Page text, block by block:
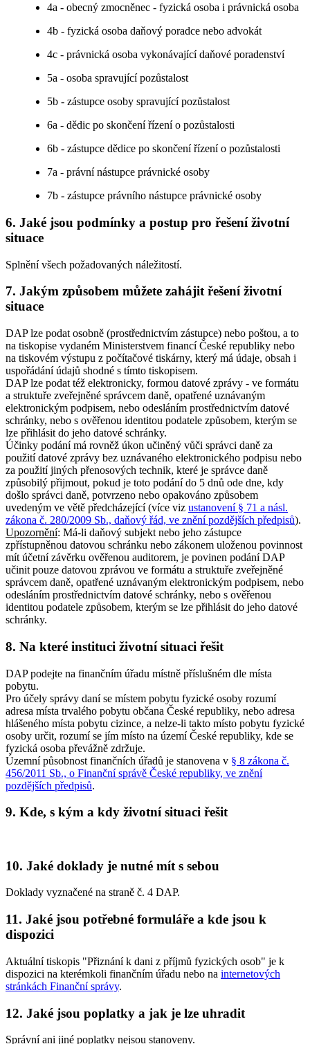
4a - obecný zmocněnec - fyzická osoba i právnická osoba
4b - fyzická osoba daňový poradce nebo advokát
4c - právnická osoba vykonávající daňové poradenství
5a - osoba spravující pozůstalost
5b - zástupce osoby spravující pozůstalost
6a - dědic po skončení řízení o pozůstalosti
6b - zástupce dědice po skončení řízení o pozůstalosti
7a - právní nástupce právnické osoby
7b - zástupce právního nástupce právnické osoby
6. Jaké jsou podmínky a postup pro řešení životní
situace
Splnění všech požadovaných náležitostí.
7. Jakým způsobem můžete zahájit řešení životní
situace
DAP lze podat osobně (prostřednictvím zástupce) nebo poštou, a to
na tiskopise vydaném Ministerstvem financí České republiky nebo
na tiskovém výstupu z počítačové tiskárny, který má údaje, obsah i
uspořádání údajů shodné s tímto tiskopisem.
DAP lze podat též elektronicky, formou datové zprávy - ve formátu
a struktuře zveřejněné správcem daně, opatřené uznávaným
elektronickým podpisem, nebo odesláním prostřednictvím datové
schránky, nebo s ověřenou identitou podatele způsobem, kterým se
lze přihlásit do jeho datové schránky.
Účinky podání má rovněž úkon učiněný vůči správci daně za
použití datové zprávy bez uznávaného elektronického podpisu nebo
za použití jiných přenosových technik, které je správce daně
způsobilý přijmout, pokud je toto podání do 5 dnů ode dne, kdy
došlo správci daně, potvrzeno nebo opakováno způsobem
uvedeným ve větě předcházející (více viz ustanovení § 71 a násl.
zákona č. 280/2009 Sb., daňový řád, ve znění pozdějších předpisů).
Upozornění: Má-li daňový subjekt nebo jeho zástupce
zpřístupněnou datovou schránku nebo zákonem uloženou povinnost
mít účetní závěrku ověřenou auditorem, je povinen podání DAP
učinit pouze datovou zprávou ve formátu a struktuře zveřejněné
správcem daně, opatřené uznávaným elektronickým podpisem, nebo
odesláním prostřednictvím datové schránky, nebo s ověřenou
identitou podatele způsobem, kterým se lze přihlásit do jeho datové
schránky.
8. Na které instituci životní situaci řešit
DAP podejte na finančním úřadu místně příslušném dle místa
pobytu.
Pro účely správy daní se místem pobytu fyzické osoby rozumí
adresa místa trvalého pobytu občana České republiky, nebo adresa
hlášeného místa pobytu cizince, a nelze-li takto místo pobytu fyzické
osoby určit, rozumí se jím místo na území České republiky, kde se
fyzická osoba převážně zdržuje.
Územní působnost finančních úřadů je stanovena v § 8 zákona č.
456/2011 Sb., o Finanční správě České republiky, ve znění
pozdějších předpisů.
9. Kde, s kým a kdy životní situaci řešit
10. Jaké doklady je nutné mít s sebou
Doklady vyznačené na straně č. 4 DAP.
11. Jaké jsou potřebné formuláře a kde jsou k
dispozici
Aktuální tiskopis "Přiznání k dani z příjmů fyzických osob" je k
dispozici na kterémkoli finančním úřadu nebo na internetových
stránkách Finanční správy.
12. Jaké jsou poplatky a jak je lze uhradit
Správní ani jiné poplatky nejsou stanoveny.